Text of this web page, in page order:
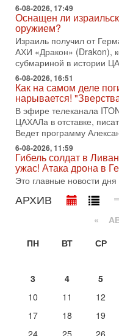
Недавний визит
Нетаньяху в США и его
оставили больше
31-07-2026, 15:18
Иран готовит
хочет эскалации, но
В эфире телеканала
по вопросам
Международного
31-07-2026, 09:02
Битва за
31/07/2026
Сегодня президент США
достижении
разоружении ХАМАСа и
30-07-2026, 17:59
Иран доведет Трампа
оценка от военного
Ситуация вокруг
с каждым днем. Почему
отменил решение о
Покупатель
запретить полеты по
Вокруг возможной
разгорается громкий
Сегодня, 16:56
6-08-2026, 17:49
Оснащен ли
оружием?
Израиль получил от
АХИ «Дракон» (Drakon),
субмариной в истории
6-08-2026, 16:51
Как на самом деле
нарывается!
В эфире телеканала
ЦАХАЛа в отставке,
Ведет программу
6-08-2026, 11:59
Гибель солдат в
ужас! Атака дрона в
Это главные новости
АРХИВ
«
ПН
ВТ СР
3
4 5
10
11 12
17
18 19